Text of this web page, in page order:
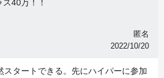
40万！！
匿名
2022/10/20
スタートできる。先にハイパーに参加